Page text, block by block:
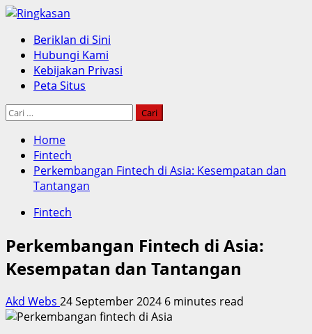
Skip
content
Primary
Menu
Beriklan di Sini
Hubungi Kami
Kebijakan Privasi
Peta Situs
Cari
Home
Fintech
Perkembangan Fintech di Asia: Kesempatan dan
Tantangan
Fintech
Perkembangan Fintech di Asia:
Kesempatan dan Tantangan
Akd Webs 24 September 2024 6 minutes read